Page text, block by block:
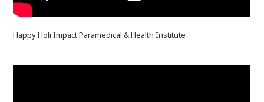
Happy Holi Impact Paramedical & Health Institute